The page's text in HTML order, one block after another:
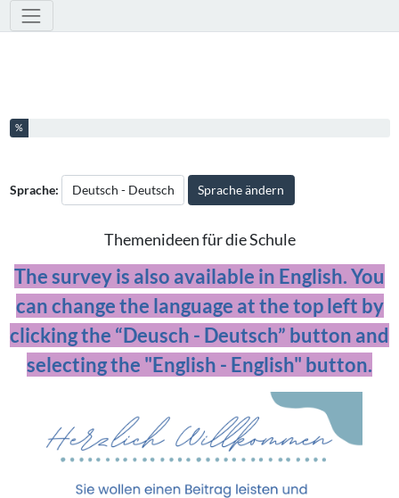
Werkzeuge
Sie haben % dieser Umfrage fertiggestellt.
%
Sprache: Sprache ändern
Themenideen für die Schule
The survey is also available in English. You
can change the language at the top left by
clicking the “Deusch - Deutsch” button and
selecting the "English - English" button.